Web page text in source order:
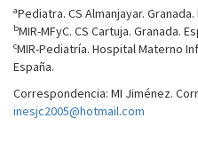
aPediatra. CS Almanjayar. Granada.
bMIR-MFyC. CS Cartuja. Granada.
cMIR-Pediatría. Hospital Materno
España.
Correspondencia: MI Jiménez.
inesjc2005@hotmail.com